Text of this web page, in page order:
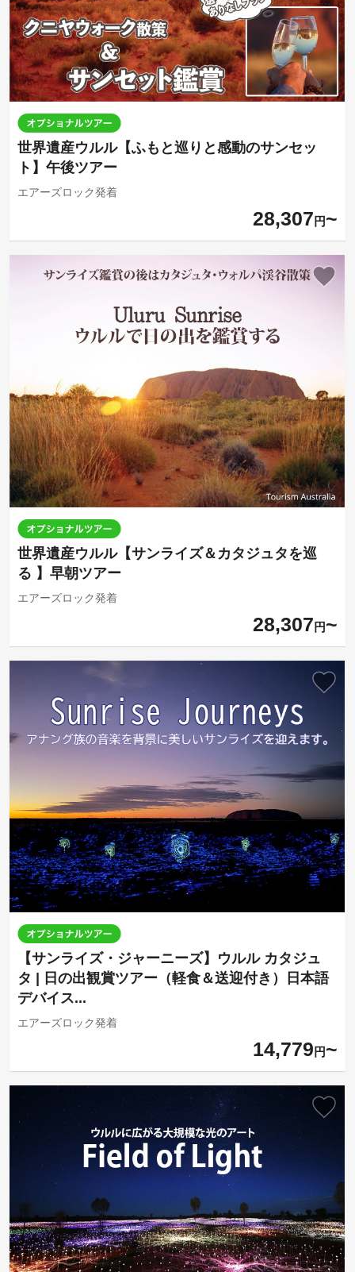
世界遺産ウルル【ふもと巡りと感動のサンセッ
ト】午後ツアー
エアーズロック発着
28,307 円
世界遺産ウルル【サンライズ＆カタジュタを巡
る 】早朝ツアー
エアーズロック発着
28,307 円
【サンライズ・ジャーニーズ】ウルル カタジュ
タ | 日の出観賞ツアー（軽食＆送迎付き）日本語
デバイス...
エアーズロック発着
14,779 円